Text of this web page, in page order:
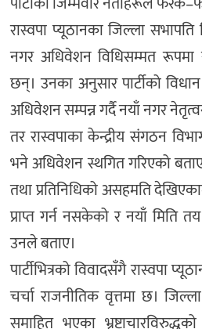
रास्वपा प्यूठानका जिल्ला
नगर अधिवेशन विधिसम्मत रूपमा
छन्। उनका अनुसार पार्टीको विधान
अधिवेशन सम्पन्न गर्दै नयाँ नगर
तर रास्वपाका केन्द्रीय संगठन
भने अधिवेशन स्थगित गरिएको
तथा प्रतिनिधिको असहमति
प्राप्त गर्न नसकेको र नयाँ मिति
उनले बताए।
पार्टीभित्रको विवादसँगै रास्वपा
चर्चा राजनीतिक वृत्तमा छ।